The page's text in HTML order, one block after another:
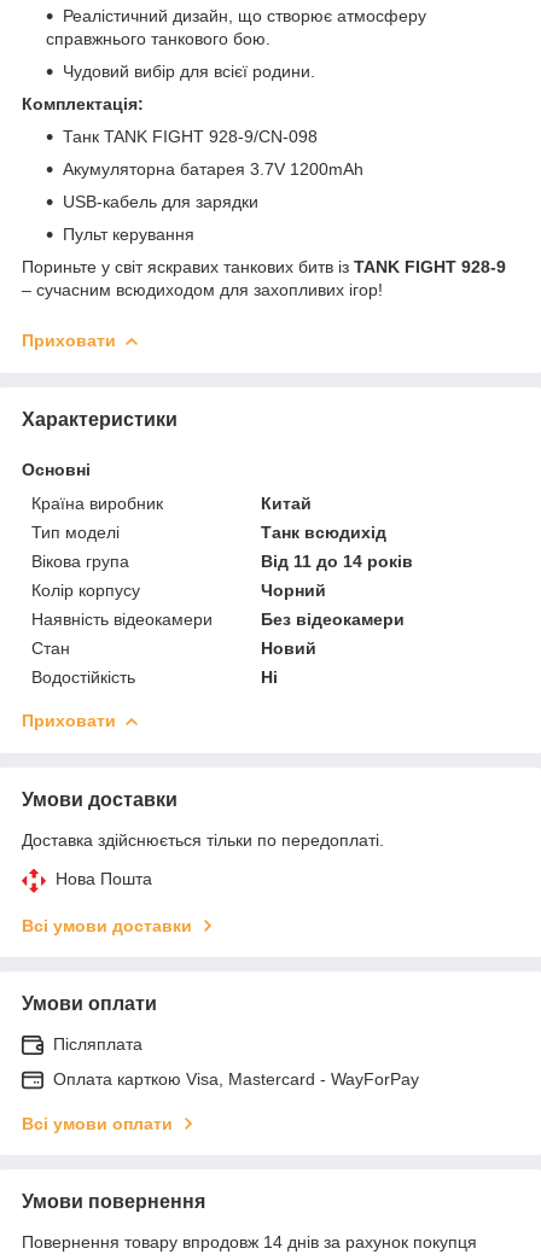
Реалістичний дизайн, що створює атмосферу
справжнього танкового бою.
Чудовий вибір для всієї родини.
Комплектація:
Танк TANK FIGHT 928-9/CN-098
Акумуляторна батарея 3.7V 1200mAh
USB-кабель для зарядки
Пульт керування
Пориньте у світ яскравих танкових битв із TANK FIGHT 928-9
– сучасним всюдиходом для захопливих ігор!
Приховати
Характеристики
Основні
Країна виробник
Китай
Тип моделі
Танк всюдихід
Вікова група
Від 11 до 14 років
Колір корпусу
Чорний
Наявність відеокамери
Без відеокамери
Стан
Новий
Водостійкість
Ні
Приховати
Умови доставки
Доставка здійснюється тільки по передоплаті.
Нова Пошта
Всі умови доставки
Умови оплати
Післяплата
Оплата карткою Visa, Mastercard - WayForPay
Всі умови оплати
Умови повернення
Повернення товару впродовж 14 днів за рахунок покупця